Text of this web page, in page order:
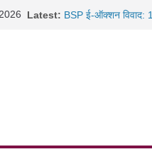
Latest: BSP ई-ऑक्शन विवाद:
छत्तीसगढ़ में 1460
साइबर ठगी पर दुर्ग